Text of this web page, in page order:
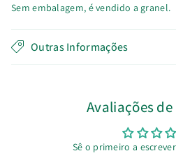
Sem embalagem, é vendido a granel.
Outras Informações
Avaliações
Sê o primeiro a